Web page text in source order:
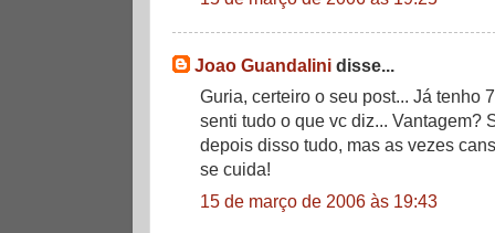
Joao Guandalini disse...
Guria, certeiro o seu post... Já tenho
senti tudo o que vc diz... Vantagem?
depois disso tudo, mas as vezes
se cuida!
15 de março de 2006 às 19:43